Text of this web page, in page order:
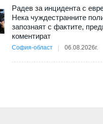
Радев за инцидента с
Нека чуждестранните
запознаят с фактите,
коментират
София-област 06.08.2026г.